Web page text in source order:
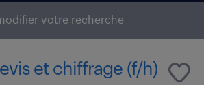
votre recherche
et chiffrage (f/h)